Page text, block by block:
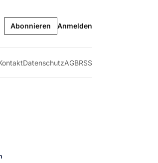
Abonnieren Anmelden
DatenschutzAGBRSS